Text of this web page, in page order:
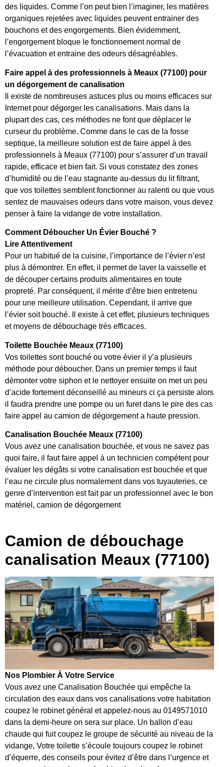
des liquides. Comme l’on peut bien l’imaginer, les matières
organiques rejetées avec liquides peuvent entrainer des
bouchons et des engorgements. Bien évidemment,
l’engorgement bloque le fonctionnement normal de
l’évacuation et entraine des odeurs désagréables.
Faire appel à des professionnels à Meaux (77100) pour
un dégorgement de canalisation
Il existe de nombreuses astuces plus ou moins efficaces sur
Internet pour dégorger les canalisations. Mais dans la
plupart des cas, ces méthodes ne font que déplacer le
curseur du problème. Comme dans le cas de la fosse
septique, la meilleure solution est de faire appel à des
professionnels à Meaux (77100) pour s’assurer d’un travail
rapide, efficace et bien fait. Si vous constatez des zones
d’humidité ou de l’eau stagnante au-dessus du lit filtrant,
que vos toilettes semblent fonctionner au ralenti ou que vous
sentez de mauvaises odeurs dans votre maison, vous devez
penser à faire la vidange de votre installation.
Comment Déboucher Un Évier Bouché ?
Lire Attentivement
Pour un habitué de la cuisine, l’importance de l’évier n’est
plus à démontrer. En effet, il permet de laver la vaisselle et
de découper certains produits alimentaires en toute
propreté. Par conséquent, il mérite d’être bien entretenu
pour une meilleure utilisation. Cependant, il arrive que
l’évier soit bouché. Il existe à cet effet, plusieurs techniques
et moyens de débouchage très efficaces.
Toilette Bouchée Meaux (77100)
Vos toilettes sont bouché ou votre évier il y’a plusieurs
méthode pour déboucher. Dans un premier temps il faut
démonter votre siphon et le nettoyer ensuite on met un peu
d’acide fortement déconseillé au mineurs ci ça persiste alors
il faudra prendre une pompe ou un furet dans le pire des cas
faire appel au camion de dégorgement a haute pression.
Canalisation Bouchée Meaux (77100)
Vous avez une canalisation bouchée, et vous ne savez pas
quoi faire, il faut faire appel à un technicien compétent pour
évaluer les dégâts si votre canalisation est bouchée et que
l’eau ne circule plus normalement dans vos tuyauteries, ce
genre d’intervention est fait par un professionnel avec le bon
matériel, camion de dégorgement
Camion de débouchage
canalisation Meaux (77100)
Nos Plombier À Votre Service
Vous avez une Canalisation Bouchée qui empêche la
circulation des eaux dans vos canalisations votre habitation
coupez le robinet général et appelez-nous au 0149571010
dans la demi-heure on sera sur place. Un ballon d’eau
chaude qui fuit coupez le groupe de sécurité au niveau de la
vidange, Votre toilette s’écoule toujours coupez le robinet
d’équerre, des conseils pour évitez d’être dans l’urgence et